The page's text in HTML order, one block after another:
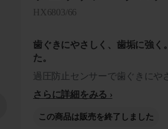
HX6803/66
歯ぐきにやさしく、歯垢に強く
た。
過圧防止センサーで歯ぐきにや
さらに詳細をみる
この商品は販売を終了しました